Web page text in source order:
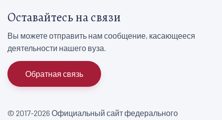
Оставайтесь на связи
Вы можете отправить нам сообщение, касающееся
деятельности нашего вуза.
Обратная связь
© 2017-2026 Официальный сайт федерального